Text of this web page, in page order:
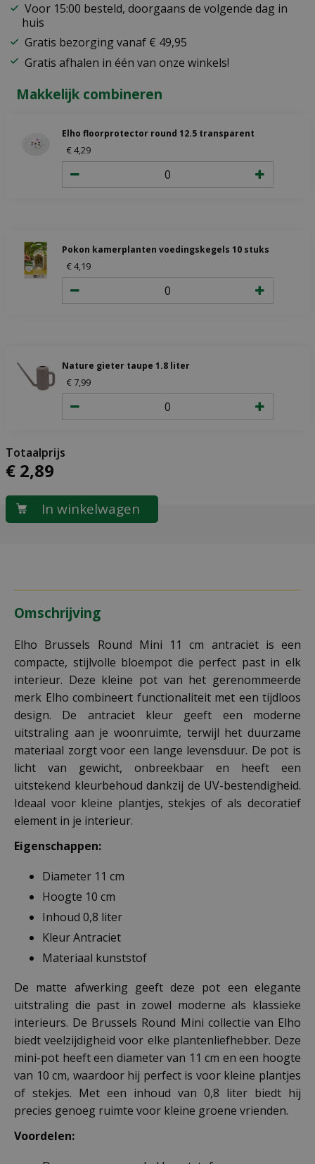
Voor 15:00 besteld, doorgaans de volgende dag in
huis
Gratis bezorging vanaf € 49,95
Gratis afhalen in één van onze winkels!
Makkelijk combineren
Elho floorprotector round 12.5 transparent
€4,29
Pokon kamerplanten voedingskegels 10 stuks
€4,19
Nature gieter taupe 1.8 liter
€ 7,99
€ 2,89
Omschrijving
Elho Brussels Round Mini 11 cm antraciet is een
compacte, stijlvolle bloempot die perfect past in elk
interieur. Deze kleine pot van het gerenommeerde
merk Elho combineert functionaliteit met een tijdloos
design. De antraciet kleur geeft een moderne
uitstraling aan je woonruimte, terwijl het duurzame
materiaal zorgt voor een lange levensduur. De pot is
licht van gewicht, onbreekbaar en heeft een
uitstekend kleurbehoud dankzij de UV-bestendigheid.
Ideaal voor kleine plantjes, stekjes of als decoratief
element in je interieur.
Eigenschappen:
Diameter 11 cm
Hoogte 10 cm
Inhoud 0,8 liter
Kleur Antraciet
Materiaal kunststof
De matte afwerking geeft deze pot een elegante
uitstraling die past in zowel moderne als klassieke
interieurs. De Brussels Round Mini collectie van Elho
biedt veelzijdigheid voor elke plantenliefhebber. Deze
mini-pot heeft een diameter van 11 cm en een hoogte
van 10 cm, waardoor hij perfect is voor kleine plantjes
of stekjes. Met een inhoud van 0,8 liter biedt hij
precies genoeg ruimte voor kleine groene vrienden.
Voordelen: